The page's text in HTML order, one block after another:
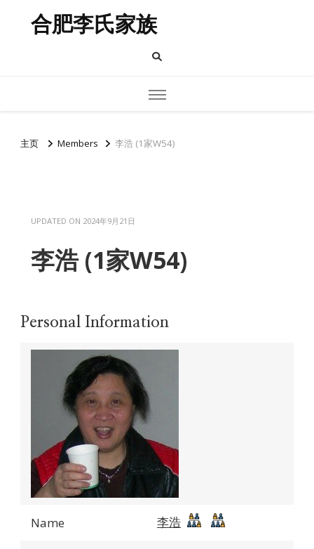
合肥李氏家族
主页 Members 李浩 (1家W54)
UPDATED ON 2024年9月21日
李浩 (1家W54)
Personal Information
Name 李浩